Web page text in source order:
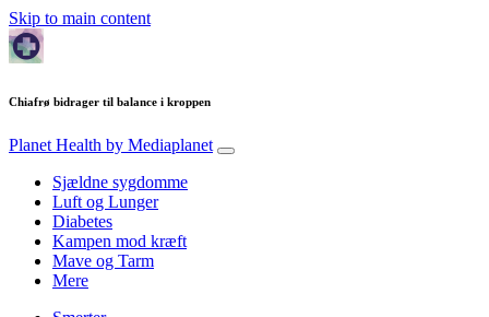
Skip to main content
Chiafrø bidrager til balance i kroppen
Planet Health by Mediaplanet
Sjældne sygdomme
Luft og Lunger
Diabetes
Kampen mod kræft
Mave og Tarm
Mere